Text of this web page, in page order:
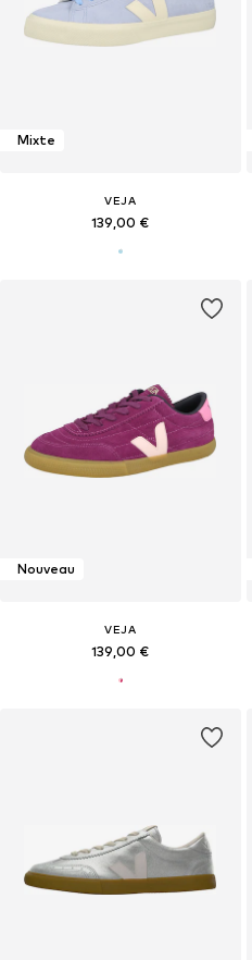
Mixte
VEJA
139,00 €
Nouveau
VEJA
139,00 €